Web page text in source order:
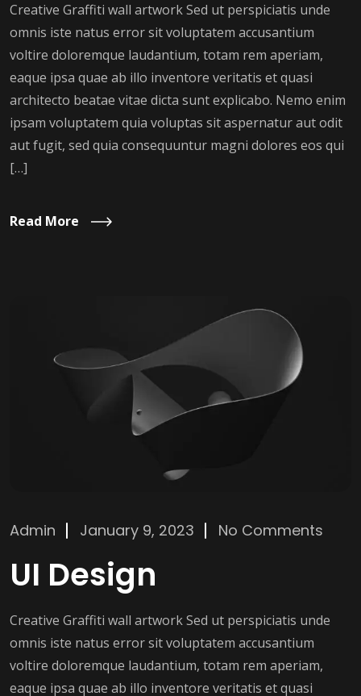
Creative Graffiti wall artwork Sed ut perspiciatis unde
omnis iste natus error sit voluptatem accusantium
voltire doloremque laudantium, totam rem aperiam,
eaque ipsa quae ab illo inventore veritatis et quasi
architecto beatae vitae dicta sunt explicabo. Nemo enim
ipsam voluptatem quia voluptas sit aspernatur aut odit
aut fugit, sed quia consequuntur magni dolores eos qui
[…]
Read More
Admin January 9, 2023 No Comments
UI Design
Creative Graffiti wall artwork Sed ut perspiciatis unde
omnis iste natus error sit voluptatem accusantium
voltire doloremque laudantium, totam rem aperiam,
eaque ipsa quae ab illo inventore veritatis et quasi